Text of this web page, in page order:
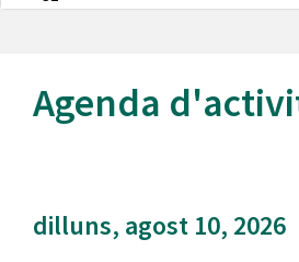
Agenda
dilluns, agost 10, 2026